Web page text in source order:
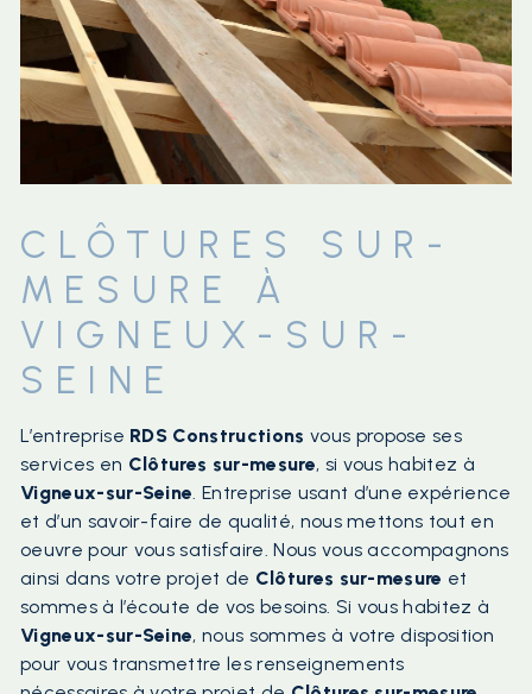
CLÔTURES SUR-
MESURE À
VIGNEUX-SUR-
SEINE
L’entreprise RDS Constructions vous propose ses
services en Clôtures sur-mesure, si vous habitez à
Vigneux-sur-Seine . Entreprise usant d’une expérience
et d’un savoir-faire de qualité, nous mettons tout en
oeuvre pour vous satisfaire. Nous vous accompagnons
ainsi dans votre projet de Clôtures sur-mesure et
sommes à l’écoute de vos besoins. Si vous habitez à
Vigneux-sur-Seine, nous sommes à votre disposition
pour vous transmettre les renseignements